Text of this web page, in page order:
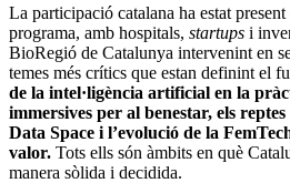
La participació catalana ha estat
programa, amb hospitals, startups i
BioRegió de Catalunya intervenint en
temes més crítics que estan definint el
de la intel·ligència artificial en la
immersives per al benestar, els
Data Space i l’evolució de la
valor. Tots ells són àmbits en què
manera sòlida i decidida.